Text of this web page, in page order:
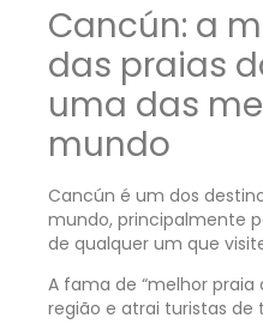
Cancún: a
das praias
uma das
mundo
Cancún é um dos
mundo, principalmente
de qualquer um que
A fama de “melhor
região e atrai turistas de